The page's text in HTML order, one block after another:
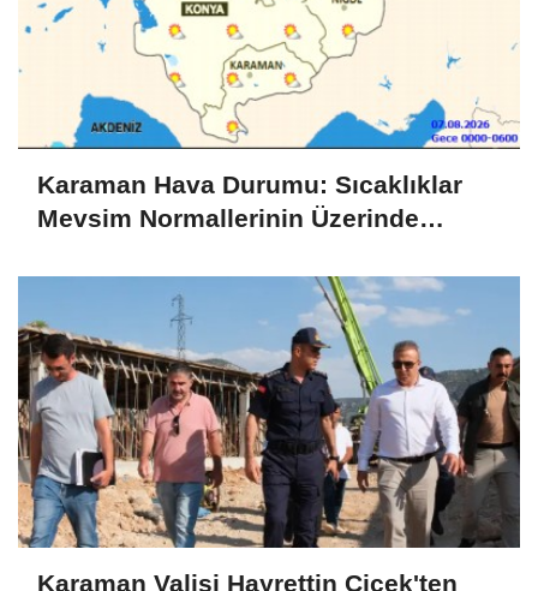
Karaman Hava Durumu: Sıcaklıklar
Mevsim Normallerinin Üzerinde
Karaman Valisi Hayrettin Çiçek'ten